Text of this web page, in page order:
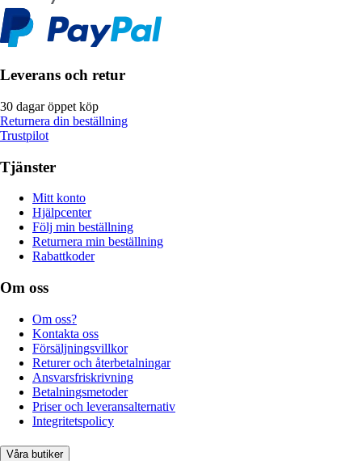
Leverans och retur
30 dagar öppet köp
Returnera din beställning
Trustpilot
Tjänster
Mitt konto
Hjälpcenter
Följ min beställning
Returnera min beställning
Rabattkoder
Om oss
Om oss?
Kontakta oss
Försäljningsvillkor
Returer och återbetalningar
Ansvarsfriskrivning
Betalningsmetoder
Priser och leveransalternativ
Integritetspolicy
Våra butiker